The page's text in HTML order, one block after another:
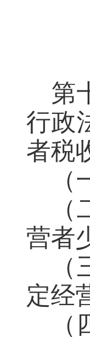
第
行政
者税
（
营者
（
定经
（